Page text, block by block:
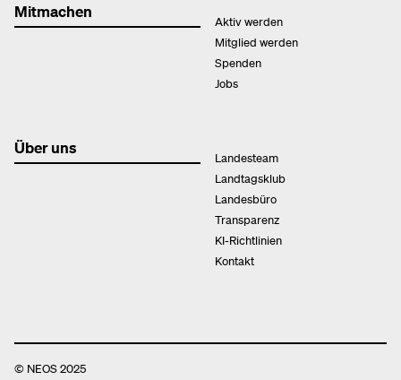
Mitmachen
Aktiv werden
Mitglied werden
Spenden
Jobs
Über uns
Landesteam
Landtagsklub
Landesbüro
Transparenz
KI-Richtlinien
Kontakt
© NEOS 2025